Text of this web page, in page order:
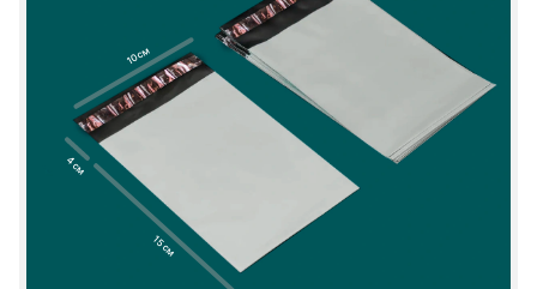
10 см
4 см
15 см